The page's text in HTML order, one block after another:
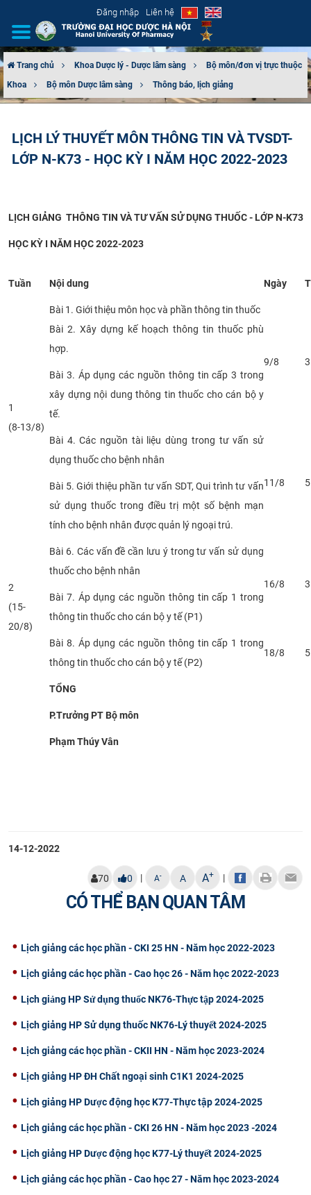
Đăng nhập Liên hệ
GIỚI THIỆU
TUYỂN SINH
ĐẢM BẢO CHẤT LƯỢNG
CỰU NGƯỜI HỌC
Trang chủ Khoa Dược lý - Dược lâm sàng
Bộ môn/đơn vị trực thuộc
Khoa
Bộ môn Dược lâm sàng Thông báo, lịch giảng
LỊCH LÝ THUYẾT MÔN THÔNG TIN VÀ TVSDT-
LỚP N-K73 - HỌC KỲ I NĂM HỌC 2022-2023
LỊCH GIẢNG THÔNG TIN VÀ TƯ VẤN SỬ DỤNG THUỐC - LỚP N-K73
HỌC KỲ I NĂM HỌC 2022-2023
Tuần Nội dung Ngày
1
(8-13/8)
Bài 1. Giới thiệu môn học và phần thông tin thuốc
Bài 2. Xây dựng kế hoạch thông tin thuốc phù
hợp.
9/8
3
Bài 3. Áp dụng các nguồn thông tin cấp 3 trong
xây dựng nội dung thông tin thuốc cho cán bộ y
tế.
Bài 4. Các nguồn tài liệu dùng trong tư vấn sử
dụng thuốc cho bệnh nhân
11/8 5
Bài 5. Giới thiệu phần tư vấn SDT, Qui trình tư vấn
sử dụng thuốc trong điều trị một số bệnh mạn
tính cho bệnh nhân được quản lý ngoại trú.
2
(15-
20/8)
Bài 6. Các vấn đề cần lưu ý trong tư vấn sử dụng
thuốc cho bệnh nhân
16/8
3
Bài 7. Áp dụng các nguồn thông tin cấp 1 trong
thông tin thuốc cho cán bộ y tế (P1)
Bài 8. Áp dụng các nguồn thông tin cấp 1 trong
thông tin thuốc cho cán bộ y tế (P2)
18/8 5
TỔNG
P.Trưởng PT Bộ môn
Phạm Thúy Vân
14-12-2022
70 0 | A- A A+ |
CÓ THỂ BẠN QUAN TÂM
Lịch giảng các học phần - CKI 25 HN - Năm học 2022-2023
Lịch giảng các học phần - Cao học 26 - Năm học 2022-2023
Lịch giảng HP Sử dụng thuốc NK76-Thực tập 2024-2025
Lịch giảng HP Sử dụng thuốc NK76-Lý thuyết 2024-2025
Lịch giảng các học phần - CKII HN - Năm học 2023-2024
Lịch giảng HP ĐH Chất ngoại sinh C1K1 2024-2025
Lịch giảng HP Dược động học K77-Thực tập 2024-2025
Lịch giảng các học phần - CKI 26 HN - Năm học 2023 -2024
Lịch giảng HP Dược động học K77-Lý thuyết 2024-2025
Lịch giảng các học phần - Cao học 27 - Năm học 2023-2024